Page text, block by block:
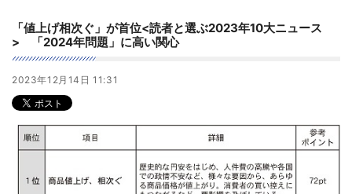
「値上げ相次ぐ」が首位<読者と選ぶ2023年10大ニュース
> 「2024年問題」に高い関心
2023年12月14日 11:31